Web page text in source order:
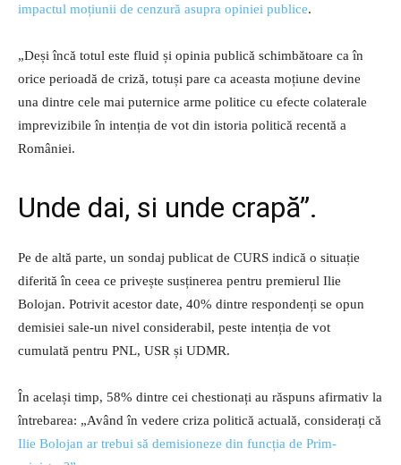
impactul moțiunii de cenzură asupra opiniei publice.
„Deși încă totul este fluid și opinia publică schimbătoare ca în
orice perioadă de criză, totuși pare ca aceasta moțiune devine
una dintre cele mai puternice arme politice cu efecte colaterale
imprevizibile în intenția de vot din istoria politică recentă a
României.
Unde dai, si unde crapă”.
Pe de altă parte, un sondaj publicat de CURS indică o situație
diferită în ceea ce privește susținerea pentru premierul Ilie
Bolojan. Potrivit acestor date, 40% dintre respondenți se opun
demisiei sale-un nivel considerabil, peste intenția de vot
cumulată pentru PNL, USR și UDMR.
În același timp, 58% dintre cei chestionați au răspuns afirmativ la
întrebarea: „Având în vedere criza politică actuală, considerați că
Ilie Bolojan ar trebui să demisioneze din funcția de Prim-